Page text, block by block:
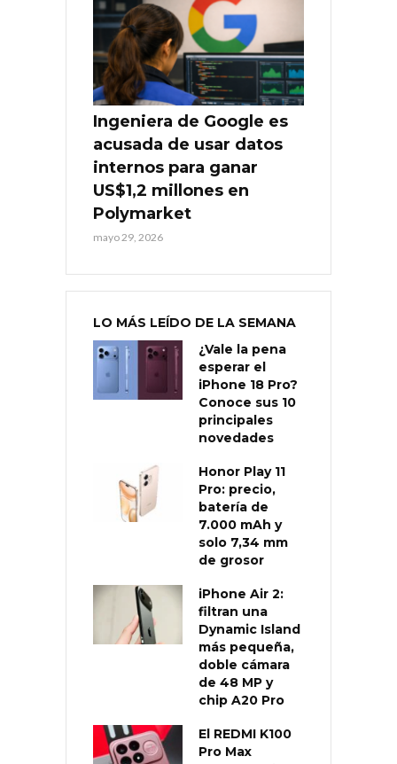
Ingeniera de Google es
acusada de usar datos
internos para ganar
US$1,2 millones en
Polymarket
mayo 29, 2026
LO MÁS LEÍDO DE LA SEMANA
¿Vale la pena
esperar el
iPhone 18 Pro?
Conoce sus 10
principales
novedades
Honor Play 11
Pro: precio,
batería de
7.000 mAh y
solo 7,34 mm
de grosor
iPhone Air 2:
filtran una
Dynamic Island
más pequeña,
doble cámara
de 48 MP y
chip A20 Pro
El REDMI K100
Pro Max